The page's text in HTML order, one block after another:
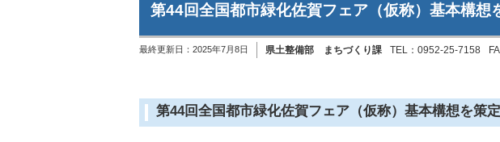
第44回全国都市緑化佐賀フェア（仮称）基本構想
最終更新日： 2025年7月8日 県土整備部 まちづくり課 TEL：0952-25-7158
第44回全国都市緑化佐賀フェア（仮称）基本構想を策